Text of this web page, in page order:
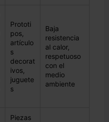
Prototi
pos,
artículo
s
decorat
ivos,
juguete
s
Baja
resistencia
al calor,
respetuoso
con el
medio
ambiente
Piezas